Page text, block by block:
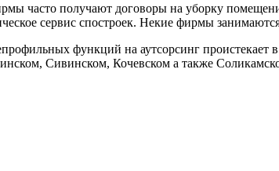
часто получают договоры на уборку
сервис спостроек. Некие фирмы
функций на аутсорсинг
Сивинском, Кочевском а также